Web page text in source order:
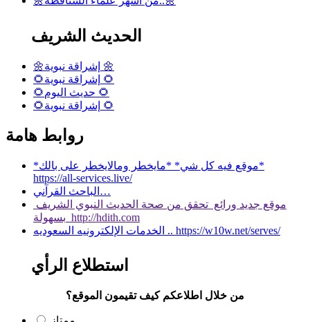
الحديث الشريف
🌼إشراقة نبوية 🌼
🌻إشراقة نبوية 🌻
🌻حديث اليوم 🌻
🌻إشراقة نبوية 🌻
روابط هامة
*موقع فيه كل شي* *مايخطر ومالايخطر على بالك*
https://all-services.live/
الباحث القرآني…
موقع جديد ورائع تحقق من صحة الحديث النبوي الشريف
بسهولة http://hdith.com
الخدمات الإلكترونيه السعوديه .. https://w10w.net/serves/
استطلاع الرأي
من خلال اطلاعكم كيف تقيمون الموقع؟